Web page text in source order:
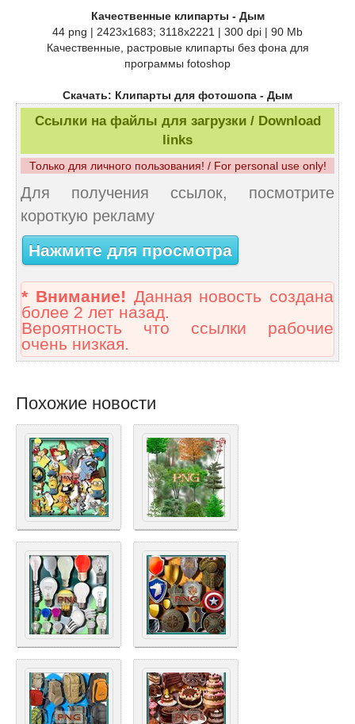
Качественные клипарты - Дым
44 png | 2423x1683; 3118х2221 | 300 dpi | 90 Mb
Качественные, растровые клипарты без фона для
программы fotoshop
Скачать: Клипарты для фотошопа - Дым
Ссылки на файлы для загрузки / Download
links
Только для личного пользования! / For personal use only!
Для получения ссылок, посмотрите
короткую рекламу
Нажмите для просмотра
* Внимание! Данная новость создана
более 2 лет назад.
Вероятность что ссылки рабочие
очень низкая.
Похожие новости